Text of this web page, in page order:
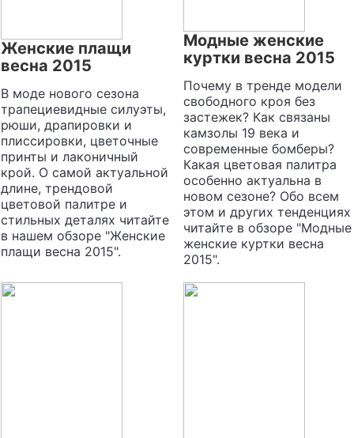
Женские плащи
весна 2015
В моде нового сезона
трапециевидные силуэты,
рюши, драпировки и
плиссировки, цветочные
принты и лаконичный
крой. О самой актуальной
длине, трендовой
цветовой палитре и
стильных деталях читайте
в нашем обзоре "Женские
плащи весна 2015".
Модные женские
куртки весна 2015
Почему в тренде модели
свободного кроя без
застежек? Как связаны
камзолы 19 века и
современные бомберы?
Какая цветовая палитра
особенно актуальна в
новом сезоне? Обо всем
этом и других тенденциях
читайте в обзоре "Модные
женские куртки весна
2015".